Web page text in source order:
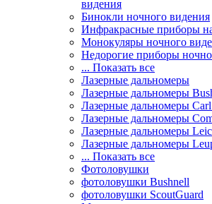
видения
Бинокли ночного видения
Инфракрасные приборы
Монокуляры ночного
Недорогие приборы
... Показать все
Лазерные дальномеры
Лазерные дальномеры
Лазерные дальномеры
Лазерные дальномеры
Лазерные дальномеры
Лазерные дальномеры
... Показать все
Фотоловушки
фотоловушки Bushnell
фотоловушки ScoutGuard